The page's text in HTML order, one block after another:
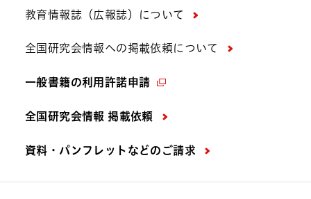
教育情報誌（広報誌）について
全国研究会情報への掲載依頼について
一般書籍の利用許諾申請
全国研究会情報 掲載依頼
資料・パンフレットなどの ご請求